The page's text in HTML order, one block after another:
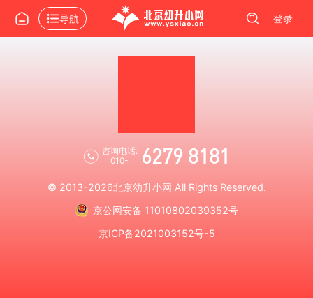
导航 登录
咨询电话:
010-
6279 8181
© 2013-2026北京幼升小网 All Rights Reserved.
京公网安备 11010802039352号
京ICP备2021003152号-5